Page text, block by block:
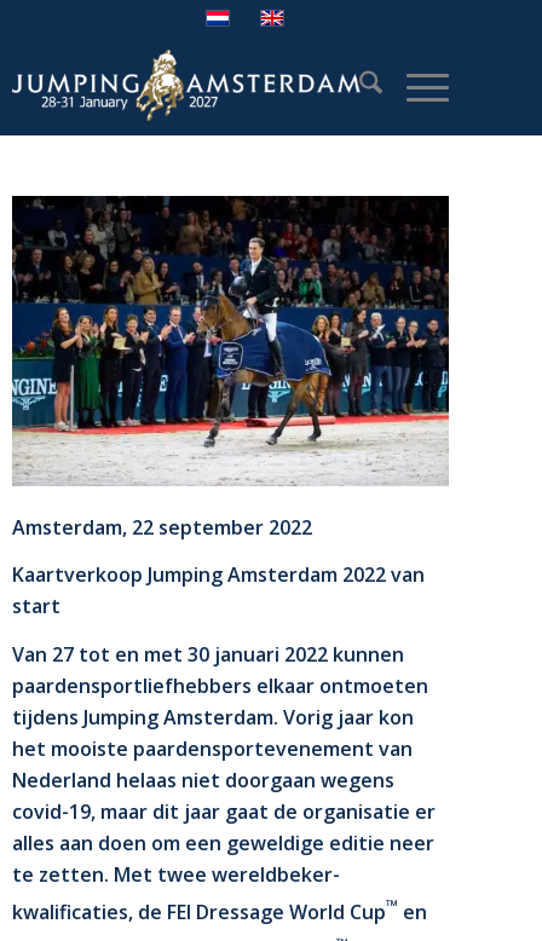
Amsterdam, 22 september 2022
Kaartverkoop Jumping Amsterdam 2022 van
start
Van 27 tot en met 30 januari 2022 kunnen
paardensportliefhebbers elkaar ontmoeten
tijdens Jumping Amsterdam. Vorig jaar kon
het mooiste paardensportevenement van
Nederland helaas niet doorgaan wegens
covid-19, maar dit jaar gaat de organisatie er
alles aan doen om een geweldige editie neer
te zetten. Met twee wereldbeker-
kwalificaties, de FEI Dressage World Cup™ en